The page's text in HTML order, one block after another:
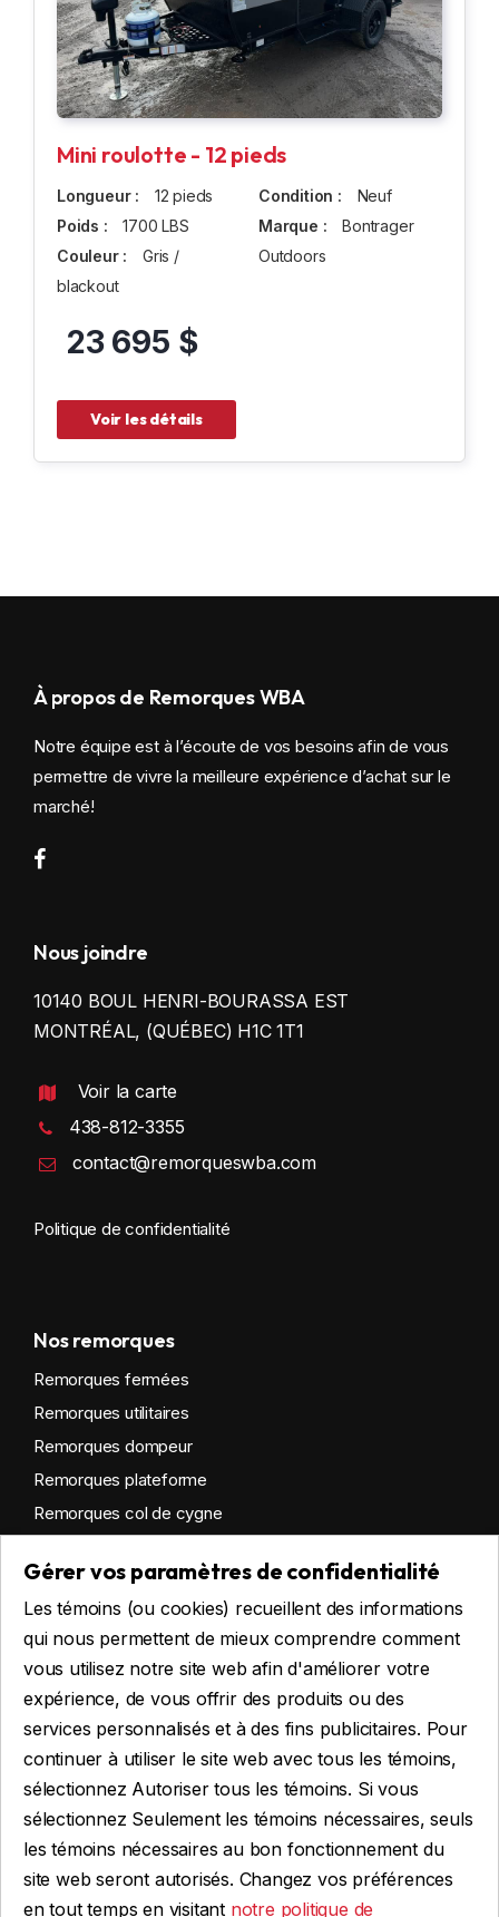
Mini roulotte - 12 pieds
Longueur :
12 pieds
Poids :
1700 LBS
Couleur :
Gris /
blackout
Condition :
Neuf
Marque :
Bontrager
Outdoors
23 695 $
Voir les détails
Gérer vos paramètres de confidentialité
Les témoins (ou cookies) recueillent des informations
qui nous permettent de mieux comprendre comment
vous utilisez notre site web afin d'améliorer votre
expérience, de vous offrir des produits ou des
services personnalisés et à des fins publicitaires. Pour
continuer à utiliser le site web avec tous les témoins,
sélectionnez Autoriser tous les témoins. Si vous
sélectionnez Seulement les témoins nécessaires, seuls
les témoins nécessaires au bon fonctionnement du
site web seront autorisés. Changez vos préférences
en tout temps en visitant notre politique de
À propos de Remorques WBA
Notre équipe est à l’écoute de vos besoins afin de vous
permettre de vivre la meilleure expérience d’achat sur le
marché!
Nous joindre
10140 BOUL HENRI-BOURASSA EST
MONTRÉAL, (QUÉBEC) H1C 1T1
Voir la carte
438-812-3355
contact@remorqueswba.com
Politique de confidentialité
Nos remorques
Remorques fermées
Remorques utilitaires
Remorques dompeur
Remorques plateforme
Remorques col de cygne
Remorques sur mesure
Location
Obtenir du financement
Financement commercial
Financement personnel
FAIRE UNE DEMANDE